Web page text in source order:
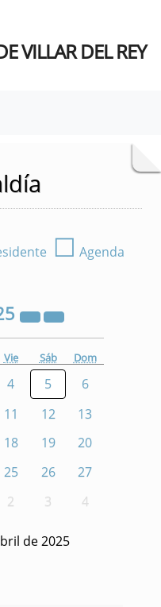
VILLAR DEL REY
☐ Agenda
Vie Sáb Dom
4 5
6
11 12
13
18 19
20
25 26
27
2 3 4
de 2025